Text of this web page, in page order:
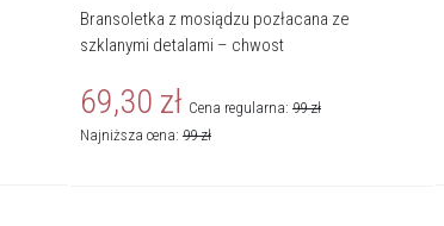
Bransoletka z mosiądzu pozłacana ze
szklanymi detalami – chwost
69,30 zł Cena regularna: 99 zł
Najniższa cena: 99 zł